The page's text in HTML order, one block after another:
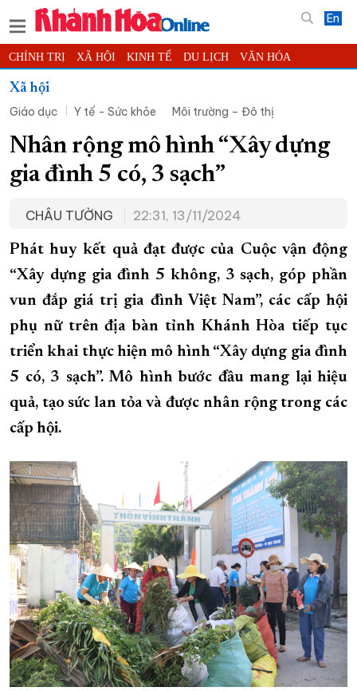
En
CHÍNH TRỊ XÃ HỘI KINH TẾ DU LỊCH VĂN HÓA
THỂ THAO
KHOA HỌC - CÔNG NGHỆ PHÁP LUẬT BẠN ĐỌC
THẾ GIỚI MULTIMEDIA VIDEO ĐỌC BÁO ONLINE
PODCAST THÔNG TIN - QUẢNG CÁO
TRƯỜNG SA BIỂN ĐẢO QUÊ HƯƠNG
CHUNG TAY CẢI CÁCH HÀNH CHÍNH
XÂY DỰNG NÔNG THÔN MỚI LỊCH CẮT ĐIỆN
TÀU - XE - MÁY BAY
KỶ NIỆM 370 NĂM XÂY DỰNG VÀ PHÁT TRIỂN TỈNH KHÁNH HÒA
KHOẢNH KHẮC ĐẸP XỨ TRẦM
XÂY DỰNG KHÁNH HÒA TRỞ THÀNH THÀNH PHỐ TRỰC THUỘC
ĐẠI HỘI ĐẢNG CÁC CẤP TRANG CHỦ VỀ BÁO KHÁNH HÒA
Xã hội
Giáo dục
Y tế - Sức khỏe Môi trường – Đô thị
Nhân rộng mô hình “Xây dựng
gia đình 5 có, 3 sạch”
CHÂU TƯỜNG 22:31, 13/11/2024
Phát huy kết quả đạt được của Cuộc vận động
“Xây dựng gia đình 5 không, 3 sạch, góp phần
vun đắp giá trị gia đình Việt Nam”, các cấp hội
phụ nữ trên địa bàn tỉnh Khánh Hòa tiếp tục
triển khai thực hiện mô hình “Xây dựng gia đình
5 có, 3 sạch”. Mô hình bước đầu mang lại hiệu
quả, tạo sức lan tỏa và được nhân rộng trong các
cấp hội.